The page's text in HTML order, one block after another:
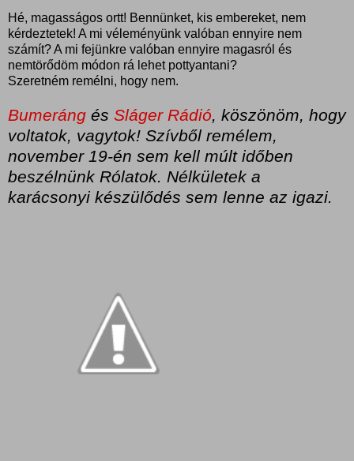
Hé, magasságos ortt! Bennünket, kis embereket, nem
kérdeztetek! A mi véleményünk valóban ennyire nem
számít? A mi fejünkre valóban ennyire magasról és
nemtörődöm módon rá lehet pottyantani?
Szeretném remélni, hogy nem.
Bumeráng és Sláger Rádió, köszönöm, hogy
voltatok, vagytok! Szívből remélem,
november 19-én sem kell múlt időben
beszélnünk Rólatok. Nélkületek a
karácsonyi készülődés sem lenne az igazi.